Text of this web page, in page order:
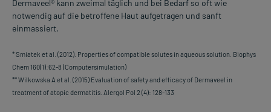
Dermaveel® kann zweimal täglich und bei Bedarf so oft wie
notwendig auf die betroffene Haut aufgetragen und sanft
einmassiert.
* Smiatek et al. (2012). Properties of compatible solutes in aqueous solution. Biophys
Chem 160(1):62-8 (Computersimulation)
** Wilkowska A et al. (2015) Evaluation of safety and efficacy of Dermaveel in
treatment of atopic dermatitis. Alergol Pol 2 (4): 128-133